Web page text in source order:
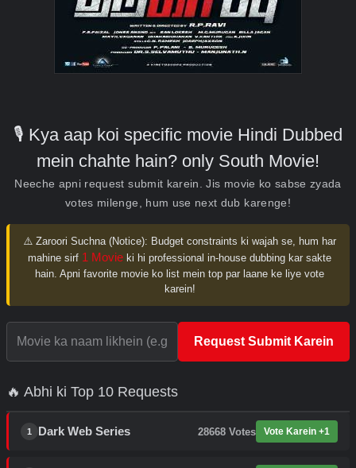
🎙️ Kya aap koi specific movie Hindi Dubbed
mein chahte hain? only South Movie!
Neeche apni request submit karein. Jis movie ko sabse zyada
votes milenge, hum use next dub karenge!
⚠️ Zaroori Suchna (Notice): Budget constraints ki wajah se, hum har
mahine sirf 1 Movie ki hi professional in-house dubbing kar sakte
hain. Apni favorite movie ko list mein top par laane ke liye vote
karein!
Request Submit Karein
🔥 Abhi ki Top 10 Requests
1 Dark Web Series 28668 Votes Vote Karein +1